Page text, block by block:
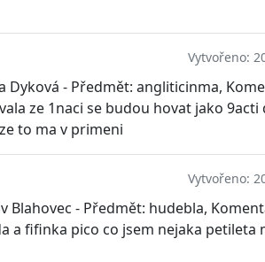
Vytvořeno:
Dyková - Předmět: angliticinma,
ze 1naci se budou hovat jako 9acti
to ma v primeni
Vytvořeno:
Blahovec - Předmět: hudebla,
a fifinka pico co jsem nejaka petileta